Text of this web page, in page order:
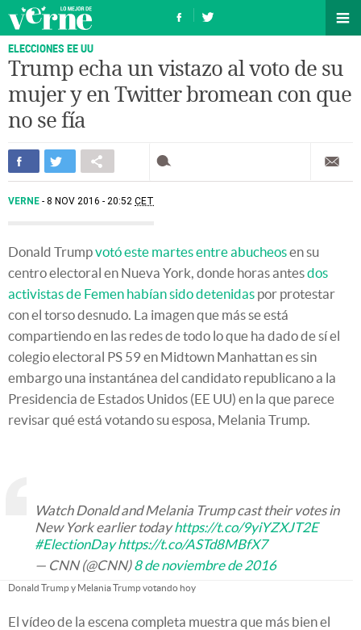
ELECCIONES EE UU
Trump echa un vistazo al voto de su
mujer y en Twitter bromean con que
no se fía
VERNE 8 NOV 2016 - 20:52 CET
Donald Trumpvotó este martes entre abucheosen su
centro electoral en Nueva York, donde horas antesdos
activistas de Femen habían sido detenidas por protestar
con el torso desnudo. La imagen que más se está
compartiendo en las redes de todo lo que ha dado de sí el
colegio electoral PS 59 en Midtown Manhattan es sin
embargo una instantánea del candidato republicano a la
Presidencia de Estados Unidos (EE UU) en la que parece
revisar qué está votando su esposa, Melania Trump.
Watch Donald and Melania Trump cast their votes in
New York earlier todayhttps://t.co/9yiYZXJT2E
#ElectionDay https://t.co/ASTd8MBfX7
— CNN (@CNN)8 de noviembre de 2016
Donald Trump y Melania Trump votando hoy
El vídeo de la escena completa muestra que más bien el